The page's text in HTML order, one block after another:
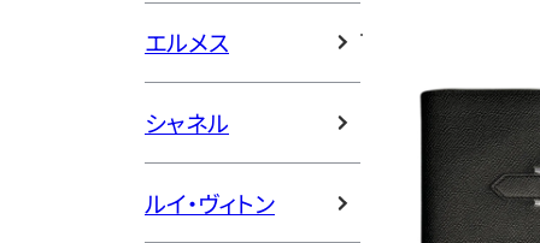
エルメス
シャネル
ルイ・ヴィトン